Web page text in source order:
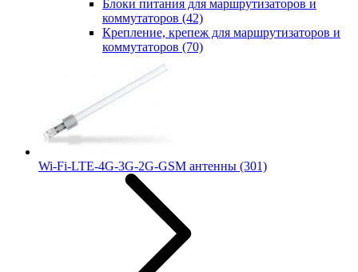
Блоки питания для маршрутизаторов и
коммутаторов (42)
Крепление, крепеж для маршрутизаторов и
коммутаторов (70)
Wi-Fi-LTE-4G-3G-2G-GSM антенны (301)